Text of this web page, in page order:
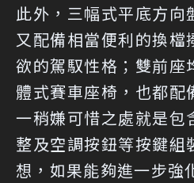
此外，三幅式平底方向
又配備相當便利的換檔
欲的駕馭性格；雙前座
體式賽車座椅，也都配
一稍嫌可惜之處就是包
整及空調按鈕等按鍵組
想，如果能夠進一步強